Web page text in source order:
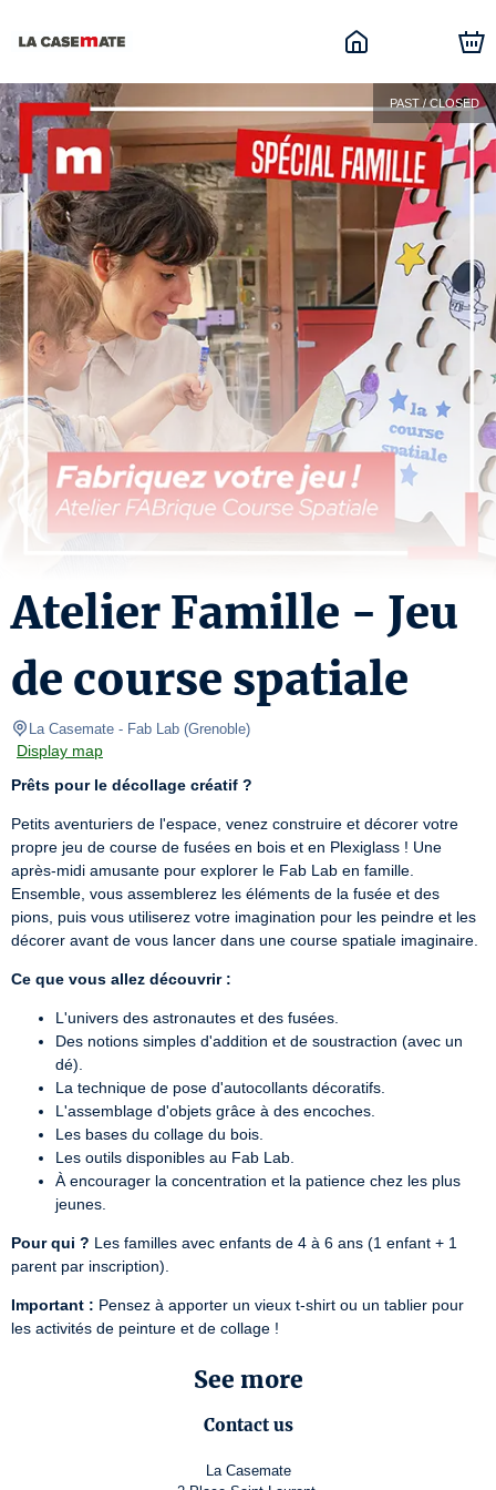
PAST / CLOSED
Atelier Famille - Jeu
de course spatiale
La Casemate - Fab Lab (Grenoble)
Display map
Prêts pour le décollage créatif ?
Petits aventuriers de l'espace, venez construire et décorer votre
propre jeu de course de fusées en bois et en Plexiglass ! Une
après-midi amusante pour explorer le Fab Lab en famille.
Ensemble, vous assemblerez les éléments de la fusée et des
pions, puis vous utiliserez votre imagination pour les peindre et les
décorer avant de vous lancer dans une course spatiale imaginaire.
Ce que vous allez découvrir :
L'univers des astronautes et des fusées.
Des notions simples d'addition et de soustraction (avec un
dé).
La technique de pose d'autocollants décoratifs.
L'assemblage d'objets grâce à des encoches.
Les bases du collage du bois.
Les outils disponibles au Fab Lab.
À encourager la concentration et la patience chez les plus
jeunes.
Pour qui ? Les familles avec enfants de 4 à 6 ans (1 enfant + 1
parent par inscription).
Important : Pensez à apporter un vieux t-shirt ou un tablier pour
les activités de peinture et de collage !
See more
Contact us
La Casemate